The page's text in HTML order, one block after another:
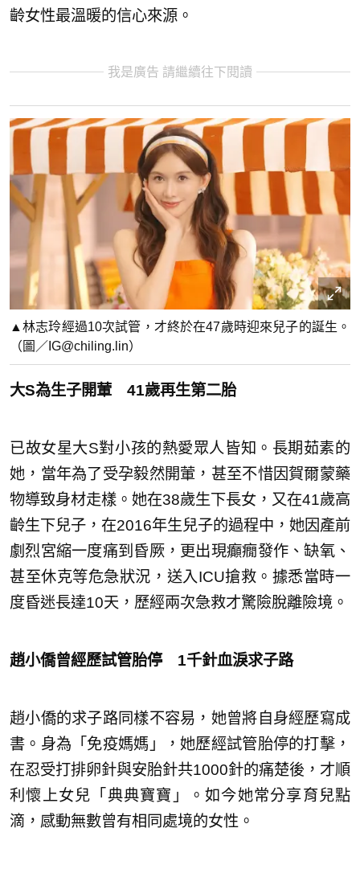
齡女性最溫暖的信心來源。
我是廣告 請繼續往下閱讀
▲林志玲經過10次試管，才終於在47歲時迎來兒子的誕生。
（圖／IG@chiling.lin）
大S為生子開葷 41歲再生第二胎
已故女星大S對小孩的熱愛眾人皆知。長期茹素的
她，當年為了受孕毅然開葷，甚至不惜因賀爾蒙藥
物導致身材走樣。她在38歲生下長女，又在41歲高
齡生下兒子，在2016年生兒子的過程中，她因產前
劇烈宮縮一度痛到昏厥，更出現癲癇發作、缺氧、
甚至休克等危急狀況，送入ICU搶救。據悉當時一
度昏迷長達10天，歷經兩次急救才驚險脫離險境。
趙小僑曾經歷試管胎停 1千針血淚求子路
趙小僑的求子路同樣不容易，她曾將自身經歷寫成
書。身為「免疫媽媽」，她歷經試管胎停的打擊，
在忍受打排卵針與安胎針共1000針的痛楚後，才順
利懷上女兒「典典寶寶」。如今她常分享育兒點
滴，感動無數曾有相同處境的女性。